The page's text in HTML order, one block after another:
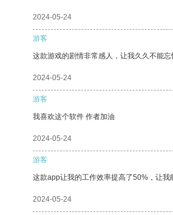
2024-05-24
游客
这款游戏的剧情非常感人，让我久久不能忘
2024-05-24
游客
我喜欢这个软件 作者加油
2024-05-24
游客
这款app让我的工作效率提高了50%，让我
2024-05-24